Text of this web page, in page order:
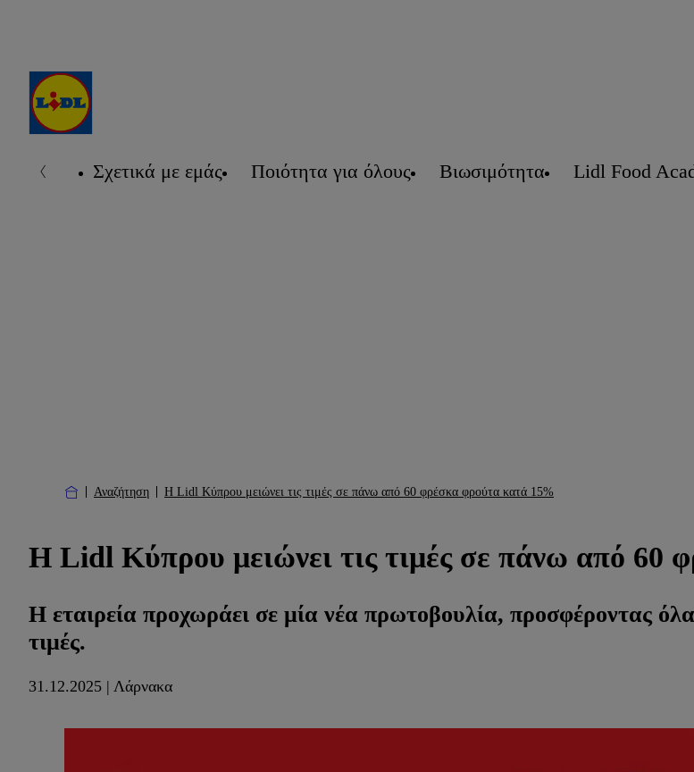
Σχετικά με εμάς Ποιότητα για όλους Βιωσιμότητα Lidl Food
Αναζήτηση Η Lidl Κύπρου μειώνει τις τιμές σε πάνω από 60 φρέσκα φρούτα κατά 15%
Η Lidl Κύπρου μειώνει τις τιμές σε πάνω από 60
Η εταιρεία προχωράει σε μία νέα πρωτοβουλία, προσφέροντας
τιμές.
31.12.2025 | Λάρνακα